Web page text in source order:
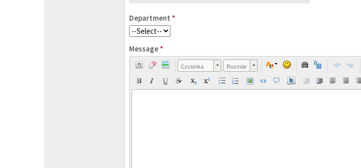
Department *
Message *
Czcionka Rozmiar